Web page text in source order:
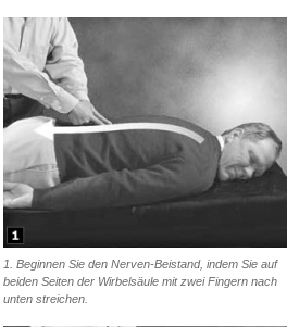
1. Beginnen Sie den Nerven-Beistand, indem Sie auf
beiden Seiten der Wirbelsäule mit zwei Fingern nach
unten streichen.